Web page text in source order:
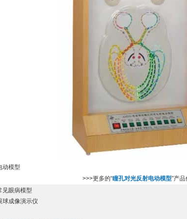
动模型
>>>更多的“瞳孔对光反射电动模型”产
见眼病模型
球成像演示仪